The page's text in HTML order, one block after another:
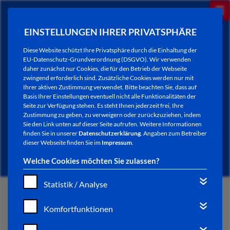
EINSTELLUNGEN IHRER PRIVATSPHÄRE
Diese Website schützt Ihre Privatsphäre durch die Einhaltung der
EU-Datenschutz-Grundverordnung (DSGVO). Wir verwenden
daher zunächst nur Cookies, die für den Betrieb der Webseite
zwingend erforderlich sind. Zusätzliche Cookies werden nur mit
Ihrer aktiven Zustimmung verwendet. Bitte beachten Sie, dass auf
Basis Ihrer Einstellungen eventuell nicht alle Funktionalitäten der
Seite zur Verfügung stehen. Es steht Ihnen jederzeit frei, Ihre
Zustimmung zu geben, zu verweigern oder zurückzuziehen, indem
Sie den Link unten auf dieser Seite aufrufen. Weitere Informationen
finden Sie in unsererDatenschutzerklärung. Angaben zum Betreiber
dieser Webseite finden Sie im Impressum.
Welche Cookies möchten Sie zulassen?
Statistik / Analyse
Komfortfunktionen
NEWSLETTER / CITY LETTER
START